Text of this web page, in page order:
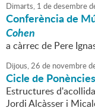
Dimarts, 1 dedesembre
Conferència de
Cohen
a càrrec de Pere
Dijous,26 de novembre
Cicle de
Estructures
Jordi Alcàsser i